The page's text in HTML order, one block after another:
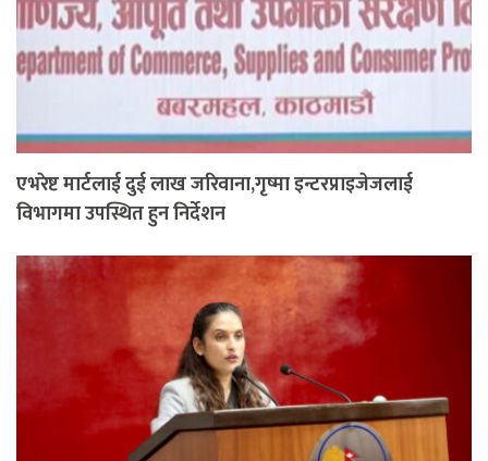
एभरेष्ट मार्टलाई दुई लाख जरिवाना,गृष्मा इन्टरप्राइजेजलाई
विभागमा उपस्थित हुन निर्देशन